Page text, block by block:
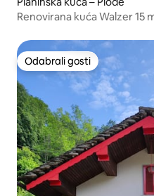
Renovirana kuća Walzer 15
Odabrali gosti
Odabrali gosti